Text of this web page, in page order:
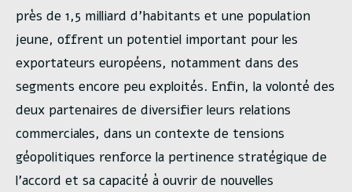
près de 1,5 milliard d’habitants et une population
jeune, offrent un potentiel important pour les
exportateurs européens, notamment dans des
segments encore peu exploités. Enfin, la volonté des
deux partenaires de diversifier leurs relations
commerciales, dans un contexte de tensions
géopolitiques renforce la pertinence stratégique de
l’accord et sa capacité à ouvrir de nouvelles